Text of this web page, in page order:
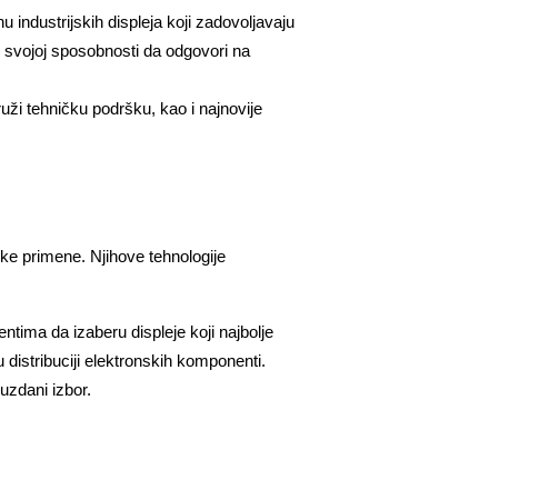
industrijskih displeja koji zadovoljavaju
sposobnosti da odgovori na
tehničku podršku, kao i najnovije
primene. Njihove tehnologije
da izaberu displeje koji najbolje
elektronskih komponenti.
izbor.